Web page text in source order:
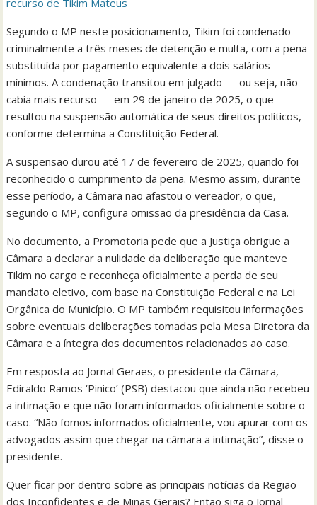
Segundo o MP neste posicionamento, Tikim foi condenado
criminalmente a três meses de detenção e multa, com a pena
substituída por pagamento equivalente a dois salários
mínimos. A condenação transitou em julgado — ou seja, não
cabia mais recurso — em 29 de janeiro de 2025, o que
resultou na suspensão automática de seus direitos políticos,
conforme determina a Constituição Federal.
A suspensão durou até 17 de fevereiro de 2025, quando foi
reconhecido o cumprimento da pena. Mesmo assim, durante
esse período, a Câmara não afastou o vereador, o que,
segundo o MP, configura omissão da presidência da Casa.
No documento, a Promotoria pede que a Justiça obrigue a
Câmara a declarar a nulidade da deliberação que manteve
Tikim no cargo e reconheça oficialmente a perda de seu
mandato eletivo, com base na Constituição Federal e na Lei
Orgânica do Município. O MP também requisitou informações
sobre eventuais deliberações tomadas pela Mesa Diretora da
Câmara e a íntegra dos documentos relacionados ao caso.
Em resposta ao Jornal Geraes, o presidente da Câmara,
Ediraldo Ramos ‘Pinico’ (PSB) destacou que ainda não recebeu
a intimação e que não foram informados oficialmente sobre o
caso. “Não fomos informados oficialmente, vou apurar com os
advogados assim que chegar na câmara a intimação”, disse o
presidente.
Quer ficar por dentro sobre as principais notícias da Região
dos Inconfidentes e de Minas Gerais? Então siga o Jornal